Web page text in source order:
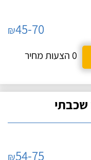
₪45-70
0 הצעות מחיר
₪54-75